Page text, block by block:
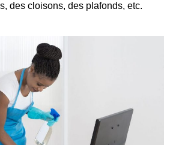
des cloisons, des plafonds, etc.